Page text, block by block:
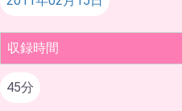
収録時間
45分